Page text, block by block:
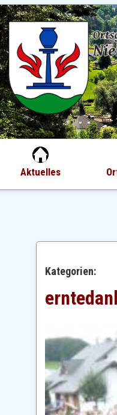
Aktuelles
Kategorien: